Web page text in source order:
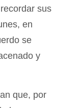
sus
en
se
y
que, por